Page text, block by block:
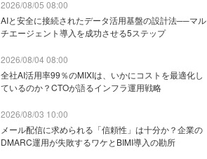
2026/08/05 08:00
AIと安全に接続されたデータ活用基盤の設計法──マル
チエージェント導入を成功させる5ステップ
2026/08/04 08:00
全社AI活用率99％のMIXIは、いかにコストを最適化し
ているのか？CTOが語るインフラ運用戦略
2026/08/03 10:00
メール配信に求められる「信頼性」は十分か？企業の
DMARC運用が失敗するワケとBIMI導入の勘所